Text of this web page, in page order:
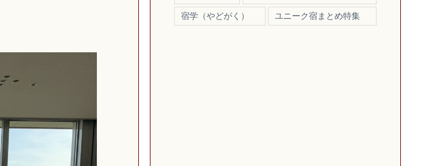
宿学（やどがく） ユニーク宿まとめ特集